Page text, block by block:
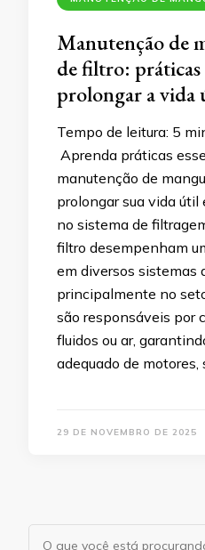
Manutenção de
de filtro: práticas
prolongar a vida
Tempo de leitura: 5
Aprenda práticas
manutenção de
prolongar sua vida
no sistema de
filtro desempenham
em diversos sistemas
principalmente no
são responsáveis por
fluidos ou ar,
adequado de
29 DE NOVEMBRO DE 2025
Procurando